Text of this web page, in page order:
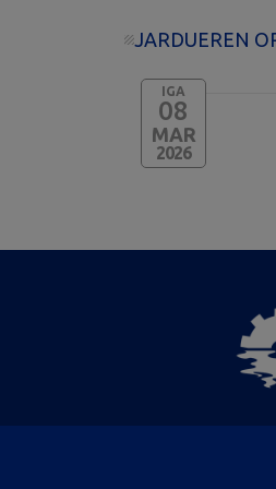
JARDUEREN
IGA
08
MAR
2026